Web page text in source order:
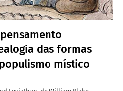
das formas
místico